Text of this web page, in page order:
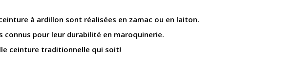
à ardillon sont réalisées en zamac ou en laiton.
connus pour leur durabilité en maroquinerie.
ceinture traditionnelle qui soit!